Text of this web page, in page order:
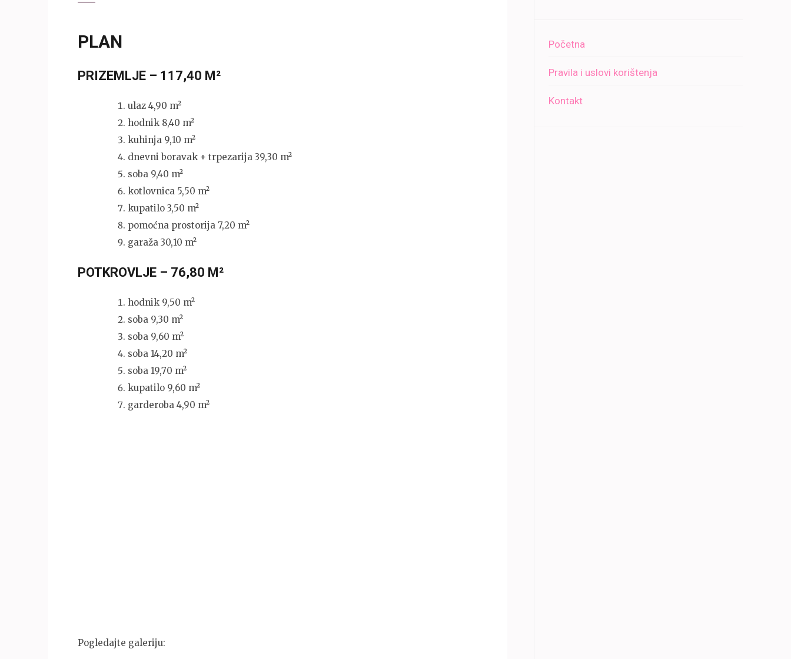
PLAN
PRIZEMLJE – 117,40 M²
ulaz 4,90 m²
hodnik 8,40 m²
kuhinja 9,10 m²
dnevni boravak + trpezarija 39,30 m²
soba 9,40 m²
kotlovnica 5,50 m²
kupatilo 3,50 m²
pomoćna prostorija 7,20 m²
garaža 30,10 m²
POTKROVLJE – 76,80 M²
hodnik 9,50 m²
soba 9,30 m²
soba 9,60 m²
soba 14,20 m²
soba 19,70 m²
kupatilo 9,60 m²
garderoba 4,90 m²
Pogledajte galeriju:
Početna
Pravila i uslovi korištenja
Kontakt